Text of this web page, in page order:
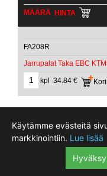
Käytämme evästeitä
markkinointiin. Lue lisää
MÄÄRÄ HINTA
FA208R
Jarrupalat Taka EBC
34.84 €
Motokeidas Oy,
Viimeksi päivitetty